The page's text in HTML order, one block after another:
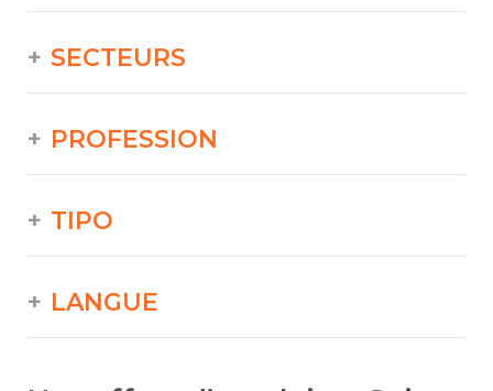
SECTEURS
PROFESSION
TIPO
LANGUE